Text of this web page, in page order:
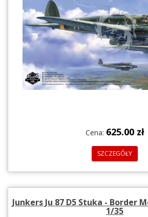
Cena: 625.00 zł
SZCZEGÓŁY
Junkers Ju 87 D5 Stuka - Border
1/35